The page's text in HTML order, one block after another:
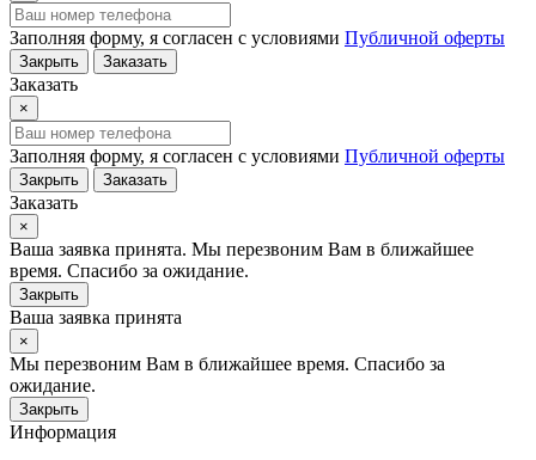
Заполняя форму, я согласен с условиями Публичной оферты
Закрыть Заказать
Заказать
×
Заполняя форму, я согласен с условиями Публичной оферты
Закрыть Заказать
Заказать
×
Ваша заявка принята. Мы перезвоним Вам в ближайшее
время. Спасибо за ожидание.
Закрыть
Ваша заявка принята
×
Мы перезвоним Вам в ближайшее время. Спасибо за
ожидание.
Закрыть
Информация